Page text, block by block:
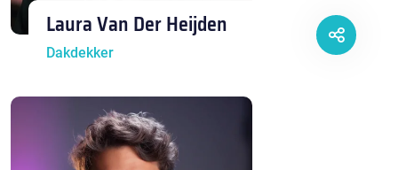
Laura Van Der Heijden
Dakdekker